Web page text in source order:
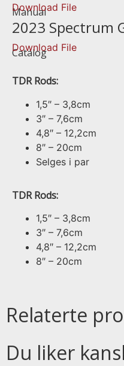
Manual
Download File
2023 Spectrum
Catalog
Download File
TDR Rods:
1,5″ – 3,8cm
3″ – 7,6cm
4,8″ – 12,2cm
8″ – 20cm
Selges i par
TDR Rods:
1,5″ – 3,8cm
3″ – 7,6cm
4,8″ – 12,2cm
8″ – 20cm
Relaterte
Du liker